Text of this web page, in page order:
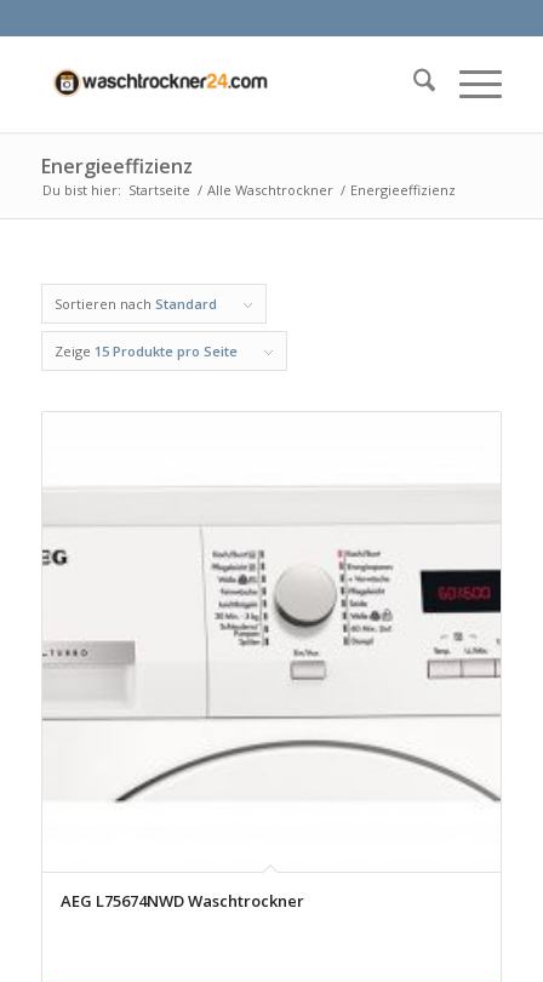
Energieeffizienz
Du bist hier: Startseite / Alle Waschtrockner / Energieeffizienz
Sortieren nach Standard
Zeige 15 Produkte pro Seite
AEG L75674NWD Waschtrockner